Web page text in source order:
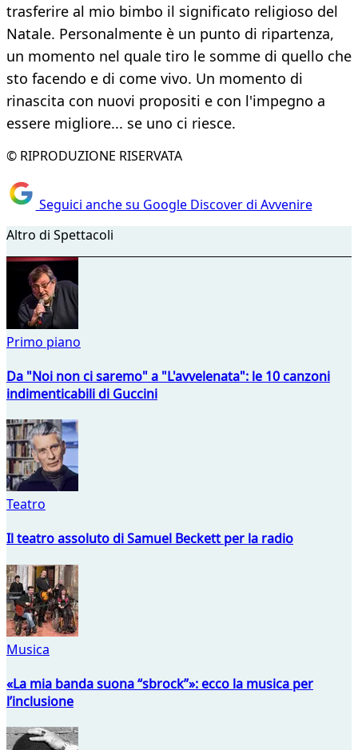
trasferire al mio bimbo il significato religioso del
Natale. Personalmente è un punto di ripartenza,
un momento nel quale tiro le somme di quello che
sto facendo e di come vivo. Un momento di
rinascita con nuovi propositi e con l'impegno a
essere migliore... se uno ci riesce.
© RIPRODUZIONE RISERVATA
Seguici anche su Google Discover di Avvenire
Altro di Spettacoli
Primo piano
Da "Noi non ci saremo" a "L'avvelenata": le 10 canzoni
indimenticabili di Guccini
Teatro
Il teatro assoluto di Samuel Beckett per la radio
Musica
«La mia banda suona “sbrock”»: ecco la musica per
l’inclusione